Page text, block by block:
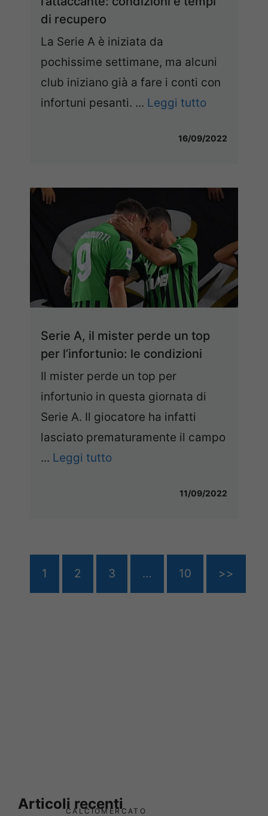
di recupero
La Serie A è iniziata da
pochissime settimane, ma alcuni
club iniziano già a fare i conti con
infortuni pesanti. ... Leggi tutto
16/09/2022
Serie A, il mister perde un top
per l’infortunio: le condizioni
Il mister perde un top per
infortunio in questa giornata di
Serie A. Il giocatore ha infatti
lasciato prematuramente il campo
... Leggi tutto
11/09/2022
1 2 3 … 10 >>
Articoli recenti
CALCIOMERCATO